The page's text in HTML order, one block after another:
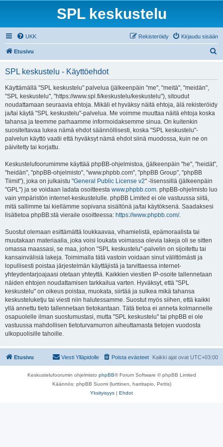
SPL keskustelu
UKK Kirjaudu sisään
Rekisteröidy
Etusivu
SPL keskustelu - Käyttöehdot
Käyttämällä "SPL keskustelu" palvelua (jälkeenpäin "me", "meitä", "meidän",
"SPL keskustelu", "https://www.spl.fi/keskustelu/keskustelu"), sitoudut
noudattamaan seuraavia ehtoja. Mikäli et hyväksy näitä ehtoja, älä rekisteröidy
ja/tai käytä "SPL keskustelu"-palvelua. Me voimme muuttaa näitä ehtoja koska
tahansa ja teemme parhaamme informoidaksemme sinua. On kuitenkin
suositeltavaa lukea nämä ehdot säännöllisesti, koska "SPL keskustelu"-
palvelun käyttö vaatii että hyväksyt nämä ehdot siinä muodossa, kuin ne on
päivitetty tai korjattu.
Keskustelufoorumimme käyttää phpBB-ohjelmistoa, (jälkeenpäin "he", "heidät",
"heidän", "phpBB-ohjelmisto", "www.phpbb.com", "phpBB Group", "phpBB
Tiimit"), joka on julkaistu "General Public License v2" -lisenssillä (jälkeenpäin
"GPL") ja se voidaan ladata osoitteesta www.phpbb.com. phpBB-ohjelmisto luo
vain ympäristön internet-keskustelulle. phpBB Limited ei ole vastuussa siitä,
mitä sallimme tai kiellämme sopivana sisältönä ja/tai käytöksenä. Saadaksesi
lisätietoa phpBB:stä vieraile osoitteessa: https://www.phpbb.com/.
Suostut olemaan esittämättä loukkaavaa, vihamielistä, epämoraalista tai
muutakaan materiaalia, joka voisi loukata voimassa olevia lakeja oli se sitten
omassa maassasi, se maa, johon "SPL keskustelu"-palvelin on sijoitettu tai
kansainvälisiä lakeja. Toimimalla tätä vastoin voidaan sinut välittömästi ja
lopullisesti poistaa järjestelmän käyttäjistä ja tarvittaessa internet-
yhteydentarjoajaasi otetaan yhteyttä. Kaikkien viestien IP-osoite tallennetaan
näiden ehtojen noudattamisen tarkkailua varten. Hyväksyt, että "SPL
keskustelu" on oikeus poistaa, muokata, siirtää ja sulkea mikä tahansa
keskusteluketju tai viesti niin halutessamme. Suostut myös siihen, että kaikki
yllä annettu tieto tallennetaan tietokantaan. Tätä tietoa ei anneta kolmannelle
osapuolelle ilman suostumustasi, mutta "SPL keskustelu" tai phpBB ei ole
vastuussa mahdollisen tietoturvamurron aiheuttamasta tietojen vuodosta
ulkopuolisille tahoille.
Etusivu Kaikki ajat ovat UTC+03:00
Poista evästeet
Viesti Ylläpidolle
Keskustelufoorumin ohjelmisto phpBB® Forum Software © phpBB Limited
Käännös: phpBB Suomi (lurttinen, harritapio, Pettis)
Yksityisyys | Ehdot